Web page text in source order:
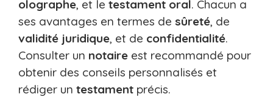
olographe, et le testament oral. Chacun a
ses avantages en termes de sûreté, de
validité juridique, et de confidentialité.
Consulter un notaire est recommandé pour
obtenir des conseils personnalisés et
rédiger un testament précis.